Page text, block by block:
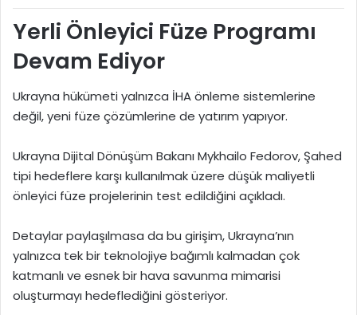
Yerli Önleyici Füze Programı
Devam Ediyor
Ukrayna hükümeti yalnızca İHA önleme sistemlerine
değil, yeni füze çözümlerine de yatırım yapıyor.
Ukrayna Dijital Dönüşüm BakanıMykhailo Fedorov, Şahed
tipi hedeflere karşı kullanılmak üzere düşük maliyetli
önleyici füze projelerinin test edildiğini açıkladı.
Detaylar paylaşılmasa da bu girişim, Ukrayna’nın
yalnızca tek bir teknolojiye bağımlı kalmadan çok
katmanlı ve esnek bir hava savunma mimarisi
oluşturmayı hedeflediğini gösteriyor.